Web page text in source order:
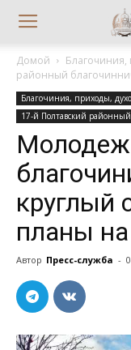
Домой Благочиния,
районный
Благочиния, приходы,
17-й Полтавский
круглый
планы
Автор Пресс-служба -